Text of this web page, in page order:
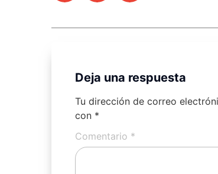
Deja una respuesta
Tu dirección de correo
con *
Comentario *